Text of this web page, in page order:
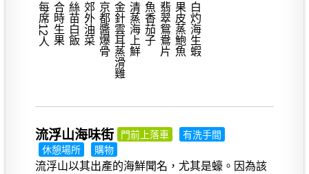
白灼海生蝦
果皮蒸鮑魚
翡翠鴛鴦片
魚香茄子
清蒸海上鮮
金針雲耳蒸滑雞
京都醬爆骨
郊外油菜
絲苗白飯
合時生果
每席12人
流浮山海味街 門前上落車
有洗手間
休憩場所
購物
流浮山以其出產的海鮮聞名，尤其是蠔。因為該